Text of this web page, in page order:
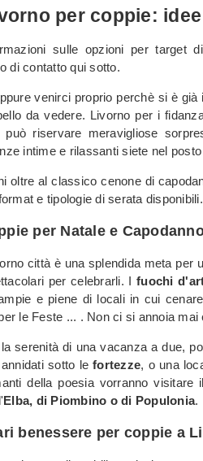
per coppie:
sulle opzioni per target
di contatto qui sotto.
venirci proprio perchè si è
da vedere. Livorno per i
riservare meravigliose
intime e rilassanti siete nel
oltre al classico cenone di
e tipologie di serata disponibili.
per Natale e
città è una splendida meta per
per celebrarli. Ifuochi
e piene di locali in cui
le Feste ... . Non ci si annoia
serenità di una vacanza a due,
annidati sotto lefortezze, o una
della poesia vorranno visitare
Elba, di Piombino o di Populonia.
benessere per coppie a